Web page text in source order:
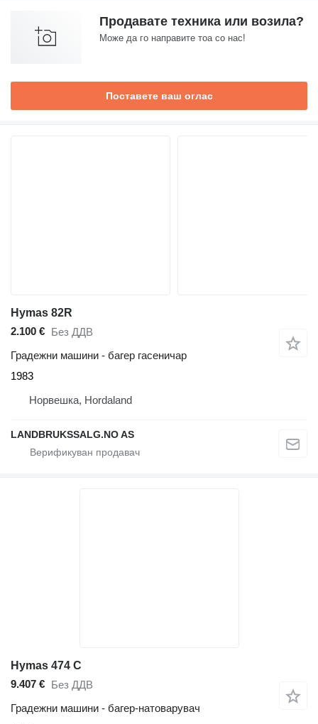
Продавате техника или возила?
Може да го направите тоа со нас!
Поставете ваш оглас
Hymas 82R
2.100 € Без ДДВ
Градежни машини - багер гасеничар
1983
Норвешка, Hordaland
LANDBRUKSSALG.NO AS
Hymas 474 C
9.407 € Без ДДВ
Градежни машини - багер-натоварувач